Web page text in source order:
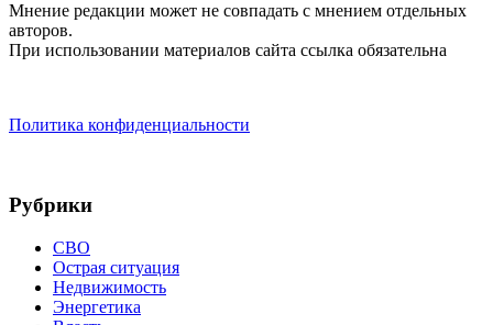
Мнение редакции может не совпадать с мнением отдельных
авторов.
При использовании материалов сайта ссылка обязательна
Политика конфиденциальности
Рубрики
СВО
Острая ситуация
Недвижимость
Энергетика